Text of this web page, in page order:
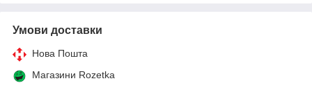
Умови доставки
Нова Пошта
Магазини Rozetka